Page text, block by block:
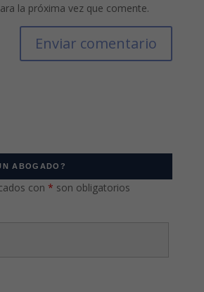
la próxima vez que comente.
ABOGADO?
con * son obligatorios